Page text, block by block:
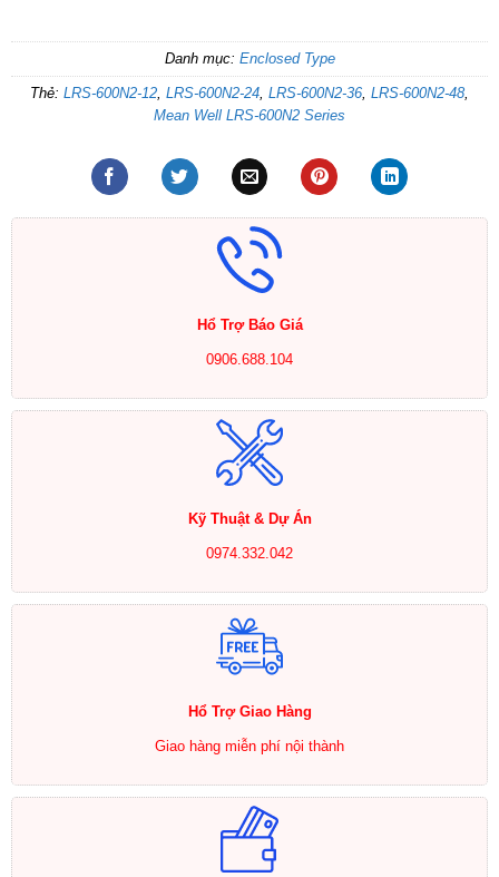
Danh mục: Enclosed Type
Thẻ: LRS-600N2-12 LRS-600N2-24 LRS-600N2-36 LRS-600N2-48
Mean Well LRS-600N2 Series
Hổ Trợ Báo Giá
0906.688.104
Kỹ Thuật & Dự Án
0974.332.042
Hổ Trợ Giao Hàng
Giao hàng miễn phí nội thành